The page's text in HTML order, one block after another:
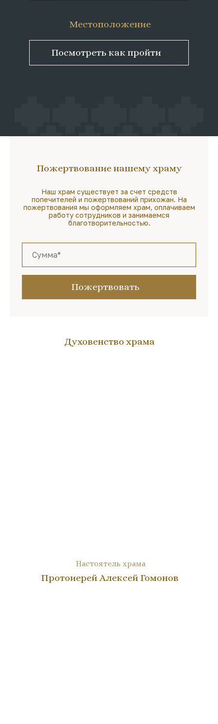
Посмотреть как пройти
Местоположение
Пожертвование нашему храму
Наш храм существует за счет средств
попечителей и пожертвований прихожан. На
пожертвования мы оформляем храм, оплачиваем
работу сотрудников и занимаемся
благотворительностью.
Пожертвовать
Духовенство храма
Настоятель храма
Протоиерей Алексей Гомонов